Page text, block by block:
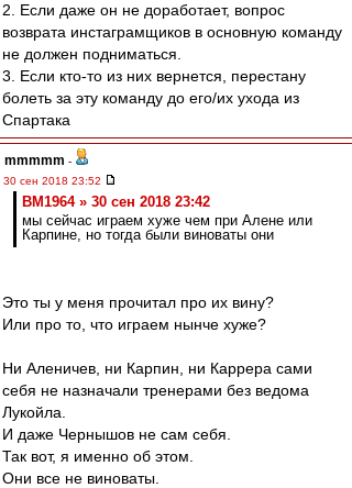
2. Если даже он не доработает, вопрос
возврата инстаграмщиков в основную команду
не должен подниматься.
3. Если кто-то из них вернется, перестану
болеть за эту команду до его/их ухода из
Спартака
mmmmm -
30 сен 2018 23:52
BM1964 » 30 сен 2018 23:42
мы сейчас играем хуже чем при Алене или
Карпине, но тогда были виноваты они
Это ты у меня прочитал про их вину?
Или про то, что играем нынче хуже?
Ни Аленичев, ни Карпин, ни Каррера сами
себя не назначали тренерами без ведома
Лукойла.
И даже Чернышов не сам себя.
Так вот, я именно об этом.
Они все не виноваты.